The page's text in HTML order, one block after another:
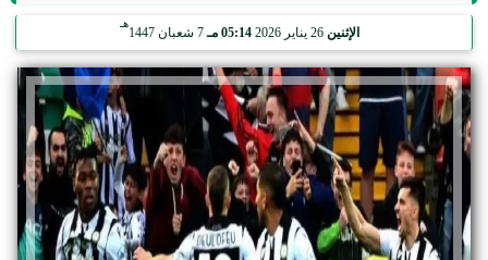
الإثنين 05:14 مـ 7 شعبان 1447
هـ